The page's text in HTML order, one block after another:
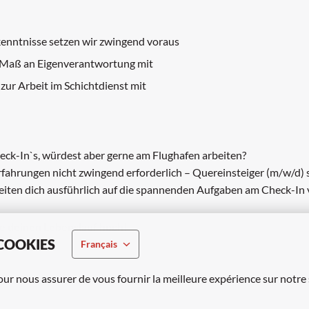
Français
nous assurer de vous fournir la meilleure expérience sur notre
setzen wir zwingend voraus
an Eigenverantwortung mit
Arbeit im Schichtdienst mit
In`s, würdest aber gerne am Flughafen arbeiten?
nicht zwingend erforderlich – Quereinsteiger (m/w/
dich ausführlich auf die spannenden Aufgaben am Check-In